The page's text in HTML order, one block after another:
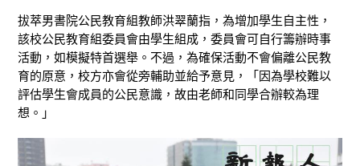
拔萃男書院公民教育組教師洪翠蘭指，為增加學生自主性，
該校公民教育組委員會由學生組成，委員會可自行籌辦時事
活動，如模擬特首選舉。不過，為確保活動不會偏離公民教
育的原意，校方亦會從旁輔助並給予意見，「因為學校難以
評估學生會成員的公民意識，故由老師和同學合辦較為理
想。」